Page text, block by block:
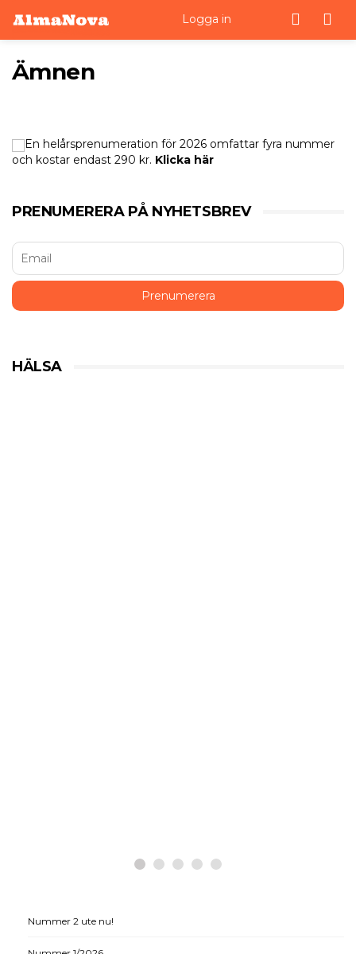
Logga in
Ämnen
En helårsprenumeration för 2026 omfattar fyra nummer
och kostar endast 290 kr. Klicka här
PRENUMERERA PÅ NYHETSBREV
HÄLSA
Nummer 2 ute nu!